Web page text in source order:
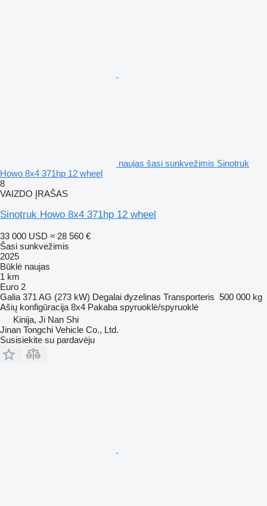
naujas šasi sunkvežimis Sinotruk
Howo 8x4 371hp 12 wheel
8
VAIZDO ĮRAŠAS
Sinotruk Howo 8x4 371hp 12 wheel
33 000 USD ≈ 28 560 €
Šasi sunkvežimis
2025
Būklė naujas
1 km
Euro 2
Galia 371 AG (273 kW) Degalai dyzelinas Transporteris 500 000 kg
Ašių konfigūracija 8x4 Pakaba spyruoklė/spyruoklė
Kinija, Ji Nan Shi
Jinan Tongchi Vehicle Co., Ltd.
Susisiekite su pardavėju